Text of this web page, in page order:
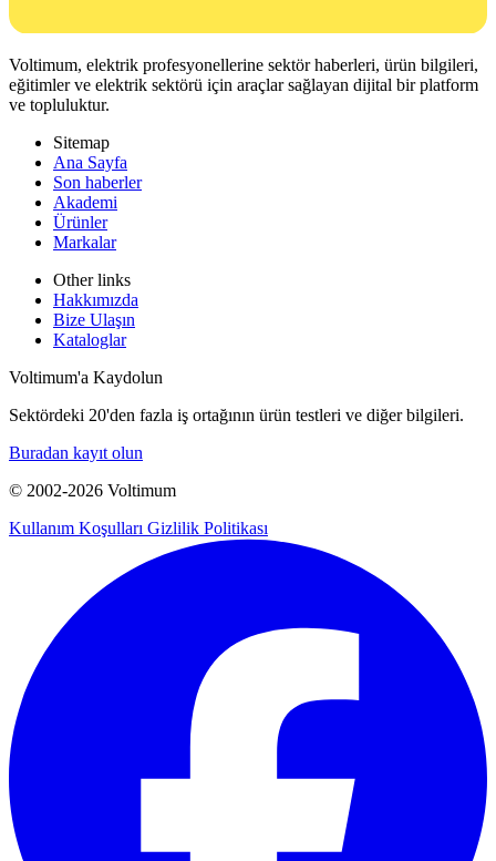
Voltimum, elektrik profesyonellerine sektör haberleri, ürün bilgileri,
eğitimler ve elektrik sektörü için araçlar sağlayan dijital bir platform
ve topluluktur.
Sitemap
Ana Sayfa
Son haberler
Akademi
Ürünler
Markalar
Other links
Hakkımızda
Bize Ulaşın
Kataloglar
Voltimum'a Kaydolun
Sektördeki 20'den fazla iş ortağının ürün testleri ve diğer bilgileri.
Buradan kayıt olun
© 2002-2026 Voltimum
Kullanım Koşulları Gizlilik Politikası